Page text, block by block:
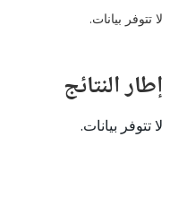
بيانات.
بيانات.